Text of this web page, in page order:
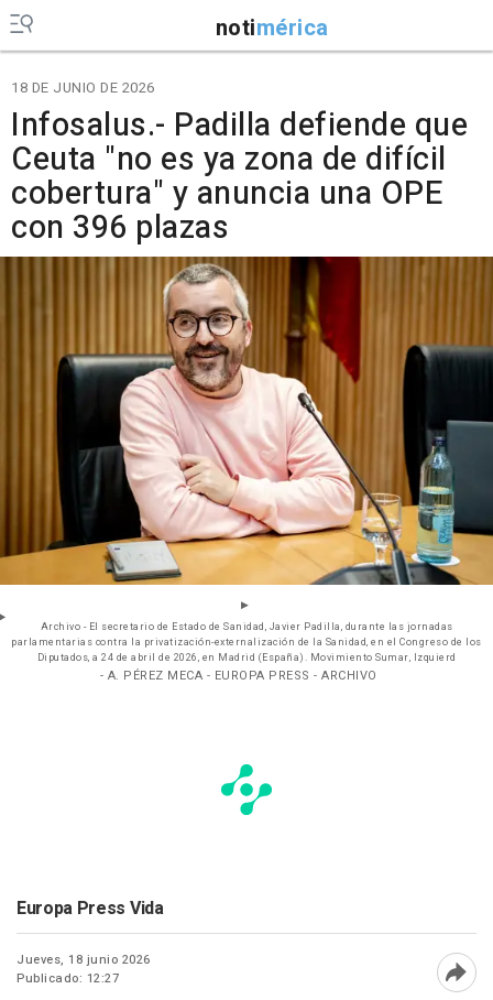
notimérica
18 DE JUNIO DE 2026
Infosalus.- Padilla defiende que
Ceuta "no es ya zona de difícil
cobertura" y anuncia una OPE
con 396 plazas
Archivo - El secretario de Estado de Sanidad, Javier Padilla, durante las jornadas
parlamentarias contra la privatización-externalización de la Sanidad, en el Congreso de los
Diputados, a 24 de abril de 2026, en Madrid (España). Movimiento Sumar, Izquierd
- A. PÉREZ MECA - EUROPA PRESS - ARCHIVO
Europa Press Vida
Jueves, 18 junio 2026
Publicado: 12:27